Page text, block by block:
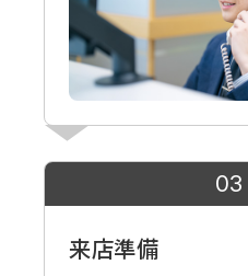
03
来店準備